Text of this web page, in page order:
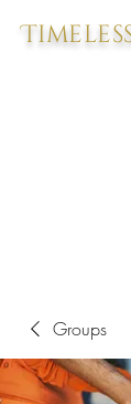
Groups